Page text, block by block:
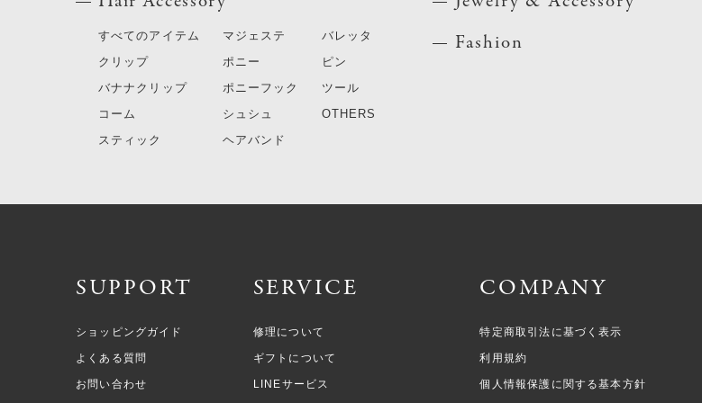
すべてのアイテム
クリップ
バナナクリップ
コーム
スティック
マジェステ
ポニー
ポニーフック
シュシュ
ヘアバンド
バレッタ
ピン
ツール
OTHERS
Fashion
SUPPORT
ショッピングガイド
よくある質問
お問い合わせ
SERVICE
修理について
ギフトについて
LINEサービス
COMPANY
特定商取引法に基づく表示
利用規約
個人情報保護に関する基本方針